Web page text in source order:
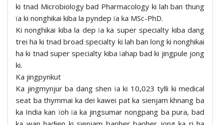
ki tnad Microbiology bad Pharmacology ki lah ban thung
ïa ki nonghikai kiba la pyndep ïa ka MSc-PhD.
Ki nonghikai kiba la dep ïa ka super specialty kiba dang
trei ha ki tnad broad specialty ki lah ban long ki nonghikai
ha ki tnad super specialty kiba ïahap bad ki jingpule jong
ki.
Ka jingpynkut
Ka jingmynjur ba dang shen ïa ki 10,023 tylli ki medical
seat ba thymmai ka dei kawei pat ka sienjam khnang ba
ka India kan ïoh ïa ka jingsumar nongpang ba pura, bad